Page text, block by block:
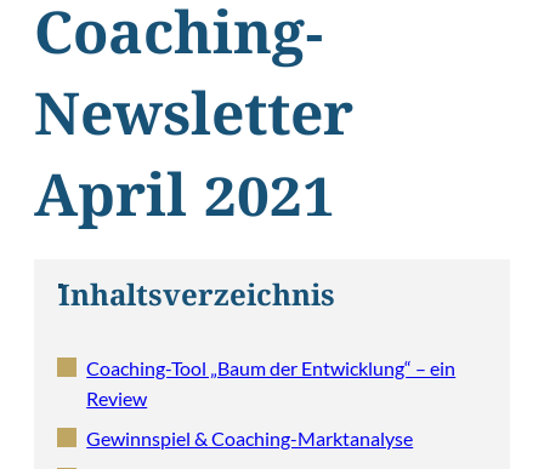
Coaching-
Newsletter
April 2021
Inhaltsverzeichnis
Coaching-Tool „Baum der Entwicklung“ – ein
Review
Gewinnspiel & Coaching-Marktanalyse